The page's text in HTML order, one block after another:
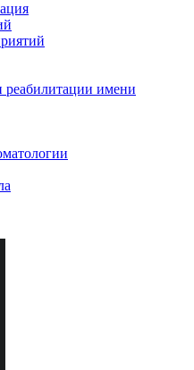
реабилитации имени